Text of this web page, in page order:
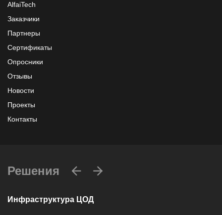
AlfaiTech
Заказчики
Партнеры
Сертификаты
Опросники
Отзывы
Новости
Проекты
Контакты
Решения
Инфраструктура ЦОД